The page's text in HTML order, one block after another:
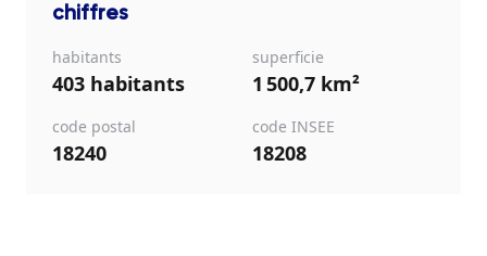
chiffres
habitants
403 habitants
superficie
1 500,7 km²
code postal
18240
code INSEE
18208